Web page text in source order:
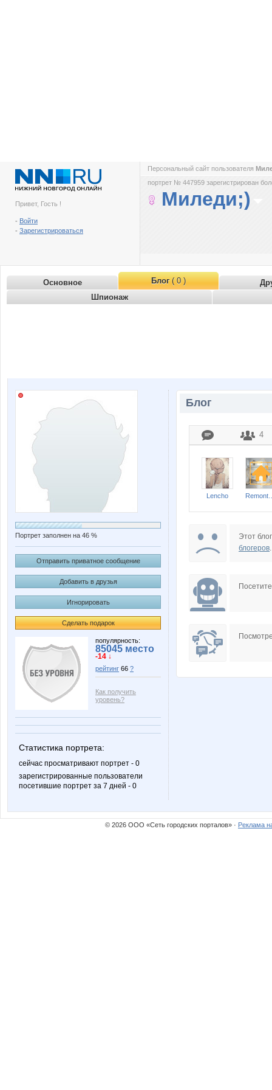
Привет, Гость !
- Войти
- Зарегистрироваться
Персональный сайт пользователя
портрет № 447959 зарегистрирован
Миледи;)
Основное Блог( 0 )
Шпионаж
Портрет заполнен на 46 %
Отправить приватное сообщение
Добавить в друзья
Игнорировать
Сделать подарок
популярность:
85045 место
-14 ↓
рейтинг 66 ?
Как получить
уровень?
Статистика портрета:
сейчас просматривают портрет - 0
зарегистрированные пользователи
посетившие портрет за 7 дней - 0
Блог
4
Lencho
Этот
блогеров.
© 2026 ООО «Сеть городских порталов» · Реклама